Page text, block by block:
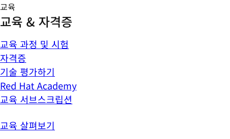
교육
교육 & 자격증
교육 과정 및 시험
자격증
기술 평가하기
Red Hat Academy
교육 서브스크립션
교육 살펴보기